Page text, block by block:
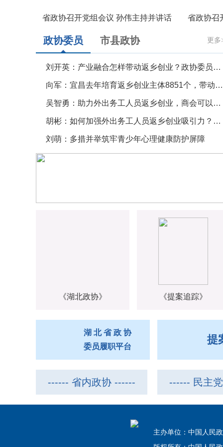
省政协召开党组会议 孙伟主持并讲话
政协委员 市县政协 更多
刘开英：产业融合怎样带动返乡创业？政协委员建议明确各地主赛道
向军：宜昌去年培育返乡创业主体8851个，带动就业2.37万人
吴智勇：助力外出务工人员返乡创业，商会可以做些什么
胡彬：如何加强外出务工人员返乡创业吸引力？楚商回乡、校友回归带好头
刘萌：多措并举筑牢青少年心理健康防护屏障
《湖北政协》 《提案追踪》
湖 北 省 政 协
委员履职平台
提
------ 省内政协 ------ ------ 民主
主办单位：中国人民